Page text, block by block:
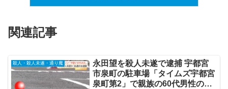
関連記事
殺人・殺人未遂・通り魔
永田望を殺人未遂で逮捕 宇都宮
市泉町の駐車場「タイムズ宇都宮
泉町第2」で親族の60代男性の腹